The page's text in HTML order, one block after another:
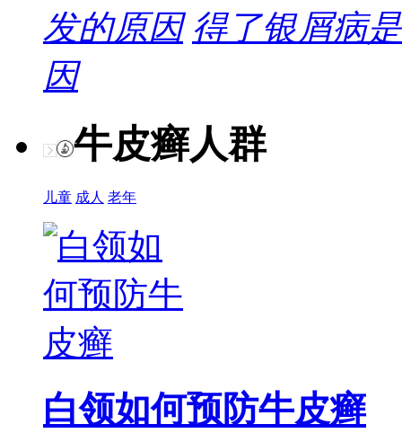
发的原因 得了银屑病
因
牛皮癣人群
儿童 成人 老年
白领如何预防牛皮癣